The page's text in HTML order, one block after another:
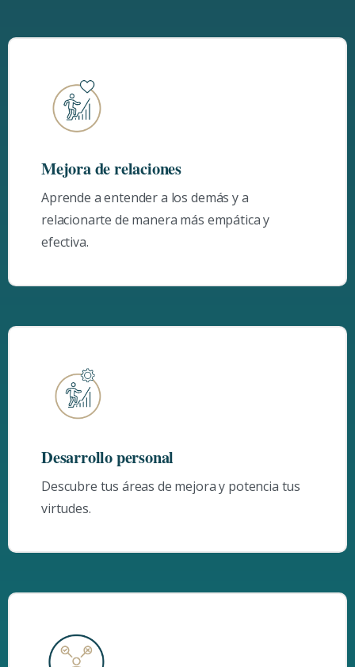
Mejora de relaciones
Aprende a entender a los demás y a
relacionarte de manera más empática y
efectiva.
Desarrollo personal
Descubre tus áreas de mejora y potencia tus
virtudes.